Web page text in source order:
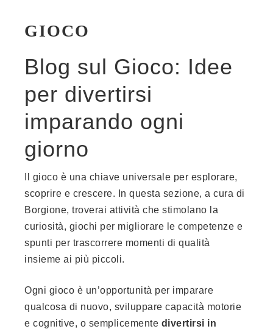
GIOCO
Blog sul Gioco: Idee
per divertirsi
imparando ogni
giorno
Il gioco è una chiave universale per esplorare,
scoprire e crescere. In questa sezione, a cura di
Borgione, troverai attività che stimolano la
curiosità, giochi per migliorare le competenze e
spunti per trascorrere momenti di qualità
insieme ai più piccoli.
Ogni gioco è un’opportunità per imparare
qualcosa di nuovo, sviluppare capacità motorie
e cognitive, o semplicemente divertirsi in